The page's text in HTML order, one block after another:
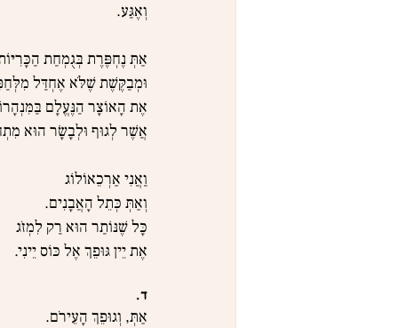
וְאֶגַּע.
אַתְּ נֶחְפֶּרֶת בְּגֻמְחַת
וּמְבַקֶּשֶׁת שֶׁלֹּא אֶחְדַּל
אֶת הָאוֹצָר הַנֶּעֱלָם
אֲשֶׁר לְגוּף וּלְבָשָׂר הוּא
וַאֲנִי אַרְכֵאוֹלוֹג
וְאַתְּ כְּתֵל הָאֲבָנִים.
כָּל שֶׁנּוֹתַר הוּא רַק לִמְזֹג
אֶת יֵין גּוּפֵךְ אֶל כּוֹס יֵינִי.
ד.
אַתְּ, וְגוּפֵךְ הָעֵירֹם.